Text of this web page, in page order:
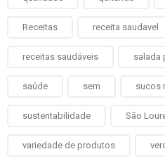
Receitas receita saudavel
receitas saudáveis salada
saúde sem sucos
sustentabilidade São
variedade de produtos